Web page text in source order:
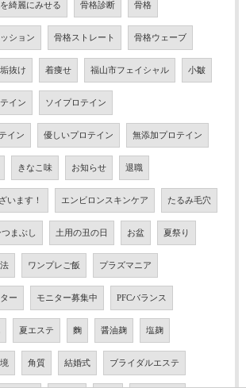
を綺麗にみせる 骨格診断 骨格
ション 骨格ストレート 骨格ウェーブ
垢抜け 着痩せ 福山市フェイシャル 小皺
イン ソイプロテイン
イン 優しいプロテイン 無添加プロテイン
きなこ味 お知らせ 退職
います！ エンビロンスキンケア たるみ毛穴
つまぶし 土用の丑の日 お盆 夏祭り
ワンプレご飯 プラズマニア
ー モニター募集中 PFCバランス
夏エステ 麴 醤油麹 塩麹
角質 結婚式 ブライダルエステ